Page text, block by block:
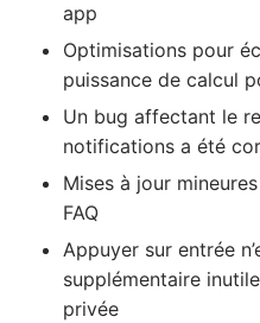
app
Optimisations pour
puissance de calcul
Un bug affectant le
notifications a été
Mises à jour
FAQ
Appuyer sur entrée
supplémentaire
privée